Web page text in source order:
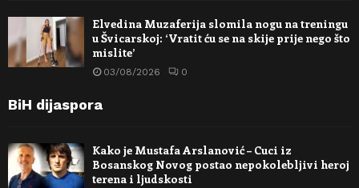
Elvedina Muzaferija slomila nogu na treningu
u Švicarskoj: ‘Vratit ću se na skije prije nego što
mislite’
03/08/2026 0
BiH dijaspora
Kako je Mustafa Arslanović – Cuci iz
Bosanskog Novog postao nepokolebljivi heroj
terena i ljudskosti